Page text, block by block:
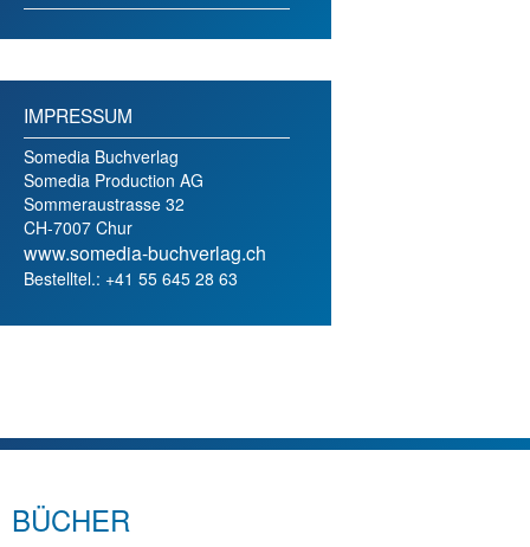
IMPRESSUM
Somedia Buchverlag
Somedia Production AG
Sommeraustrasse 32
CH-7007 Chur
www.somedia-buchverlag.ch
Bestelltel.: +41 55 645 28 63
BÜCHER